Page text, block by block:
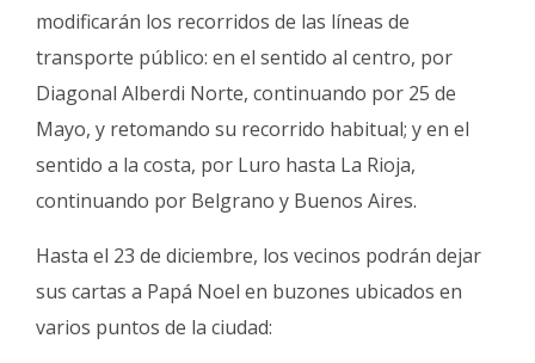
modificarán los recorridos de las líneas de
transporte público: en el sentido al centro, por
Diagonal Alberdi Norte, continuando por 25 de
Mayo, y retomando su recorrido habitual; y en el
sentido a la costa, por Luro hasta La Rioja,
continuando por Belgrano y Buenos Aires.
Hasta el 23 de diciembre, los vecinos podrán dejar
sus cartas a Papá Noel en buzones ubicados en
varios puntos de la ciudad: